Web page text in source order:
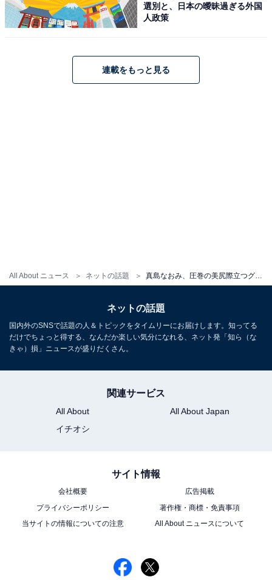
All About ニュース ネットの話題 真島なおみ、圧巻の美尻際立つグラビアショット！ 「肌が白く、セクシー」「スリスリしたい」
選別と、日本の曖昧過ぎる外国
人政策
連載をもっと見る
ネットの話題
国内外のSNSで話題の人＆トピックをタイムリーにお届けします。知ってる
だけでちょっと得する、なんだか楽しい気分になれる、ネット発「知ら（な
きゃ）損」ニュースが盛りだくさん。
関連サービス
All About
All About Japan
イチオシ
サイト情報
会社概要
広告掲載
プライバシーポリシー
著作権・商標・免責事項
当サイトの情報についての注意
All About ニュースについて